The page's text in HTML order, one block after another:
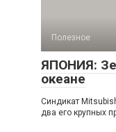
Полезное
ЯПОНИЯ:
океане
Синдикат
два его крупных